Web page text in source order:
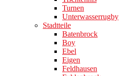
Turnen
Unterwasserrugby
Stadtteile
Batenbrock
Boy
Ebel
Eigen
Feldhausen